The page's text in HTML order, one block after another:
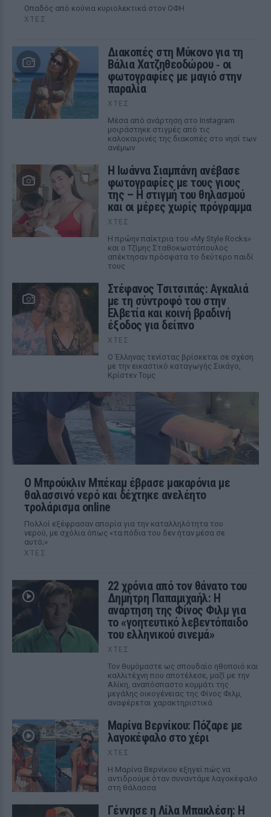
Οπαδός από κούνια κυριολεκτικά στον ΟΦΗ
ΧΤΕΣ
Διακοπές στη Μύκονο για τη
Βάλια Χατζηθεοδώρου ‑ οι
φωτογραφίες με μαγιό στην
παραλία
ΧΤΕΣ
Μέσα από ανάρτηση στο Instagram
μοιράστηκε στιγμές από τις
καλοκαιρινές της διακοπές στο νησί των
ανέμων
H Ιωάννα Σιαμπάνη ανέβασε
φωτογραφίες με τους γιους
της – Η στιγμή του θηλασμού
και οι μέρες χωρίς πρόγραμμα
ΧΤΕΣ
Η πρώην παίκτρια του «My Style Rocks»
και ο Τζίμης Σταθοκωστόπουλος
απέκτησαν πρόσφατα το δεύτερο παιδί
τους
Στέφανος Τσιτσιπάς: Αγκαλιά
με τη σύντροφό του στην
Ελβετία και κοινή βραδινή
έξοδος για δείπνο
ΧΤΕΣ
Ο Έλληνας τενίστας βρίσκεται σε σχέση
με την εικαστικό καταγωγής Σικάγο,
Κρίστεν Τομς
Ο Μπρούκλιν Μπέκαμ έβρασε μακαρόνια με
θαλασσινό νερό και δέχτηκε ανελέητο
τρολάρισμα online
Πολλοί εξέφρασαν απορία για την καταλληλότητα του
νερού, με σχόλια όπως «τα πόδια του δεν ήταν μέσα σε
αυτό;»
ΧΤΕΣ
22 χρόνια από τον θάνατο του
Δημήτρη Παπαμιχαήλ: Η
ανάρτηση της Φίνος Φιλμ για
το «γοητευτικό λεβεντόπαιδο
του ελληνικού σινεμά»
ΧΤΕΣ
Τον θυμόμαστε ως σπουδαίο ηθοποιό και
καλλιτέχνη που αποτέλεσε, μαζί με την
Αλίκη, αναπόσπαστο κομμάτι της
μεγάλης οικογένειας της Φίνος Φιλμ,
αναφέρεται χαρακτηριστικά
Μαρίνα Βερνίκου: Πόζαρε με
λαγοκέφαλο στο χέρι
ΧΤΕΣ
Η Μαρίνα Βερνίκου εξηγεί πώς να
αντιδρούμε όταν συναντάμε λαγοκέφαλο
στη θάλασσα
Γέννησε η Λίλα Μπακλέση: Η